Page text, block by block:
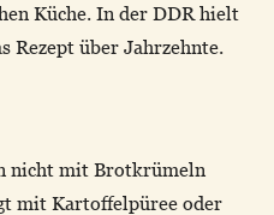
Küche. In der DDR hielt
Rezept über Jahrzehnte.
nicht mit Brotkrümeln
mit Kartoffelpüree oder